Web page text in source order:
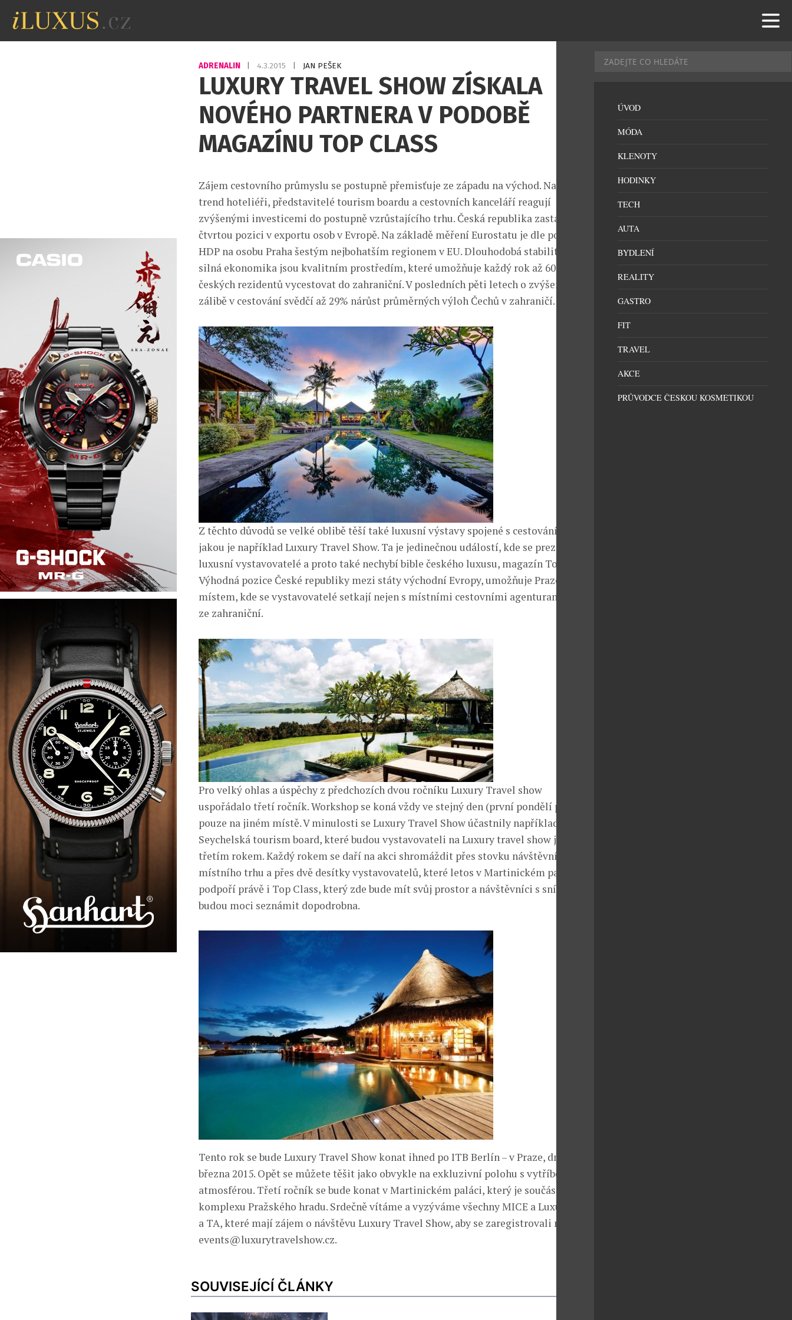
ADRENALIN 4.3.2015 JAN PEŠEK
LUXURY TRAVEL SHOW ZÍSKALA
NOVÉHO PARTNERA V PODOBĚ
MAGAZÍNU TOP CLASS
Zájem cestovního průmyslu se postupně přemisťuje ze západu na východ. Na tento
trend hoteliéři, představitelé tourism boardu a cestovních kanceláří reagují
zvýšenými investicemi do postupně vzrůstajícího trhu. Česká republika zastává
čtvrtou pozici v exportu osob v Evropě. Na základě měření Eurostatu je dle poměru
HDP na osobu Praha šestým nejbohatším regionem v EU. Dlouhodobá stabilita a
silná ekonomika jsou kvalitním prostředím, které umožňuje každý rok až 60%
českých rezidentů vycestovat do zahraniční. V posledních pěti letech o zvýšené
zálibě v cestování svědčí až 29% nárůst průměrných výloh Čechů v zahraničí.
Z těchto důvodů se velké oblibě těší také luxusní výstavy spojené s cestováním,
jakou je například Luxury Travel Show. Ta je jedinečnou událostí, kde se prezentují
luxusní vystavovatelé a proto také nechybí bible českého luxusu, magazín Top Class.
Výhodná pozice České republiky mezi státy východní Evropy, umožňuje Praze být
místem, kde se vystavovatelé setkají nejen s místními cestovními agenturami, ale i
ze zahraniční.
Pro velký ohlas a úspěchy z předchozích dvou ročníku Luxury Travel show
uspořádalo třetí ročník. Workshop se koná vždy ve stejný den (první pondělí po ITB)
pouze na jiném místě. V minulosti se Luxury Travel Show účastnily například
Seychelská tourism board, které budou vystavovateli na Luxury travel show již
třetím rokem. Každý rokem se daří na akci shromáždit přes stovku návštěvníků z
místního trhu a přes dvě desítky vystavovatelů, které letos v Martinickém paláci
podpoří právě i Top Class, který zde bude mít svůj prostor a návštěvníci s sním
budou moci seznámit dopodrobna.
Tento rok se bude Luxury Travel Show konat ihned po ITB Berlín – v Praze, dne 9.
března 2015. Opět se můžete těšit jako obvykle na exkluzivní polohu s vytříbenou
atmosférou. Třetí ročník se bude konat v Martinickém paláci, který je součástí
komplexu Pražského hradu. Srdečně vítáme a vyzýváme všechny MICE a Luxusní TO
a TA, které mají zájem o návštěvu Luxury Travel Show, aby se zaregistrovali na:
events@luxurytravelshow.cz.
SOUVISEJÍCÍ ČLÁNKY
ÚVOD
MÓDA
KLENOTY
HODINKY
TECH
AUTA
BYDLENÍ
REALITY
GASTRO
FIT
TRAVEL
AKCE
PRŮVODCE ČESKOU KOSMETIKOU